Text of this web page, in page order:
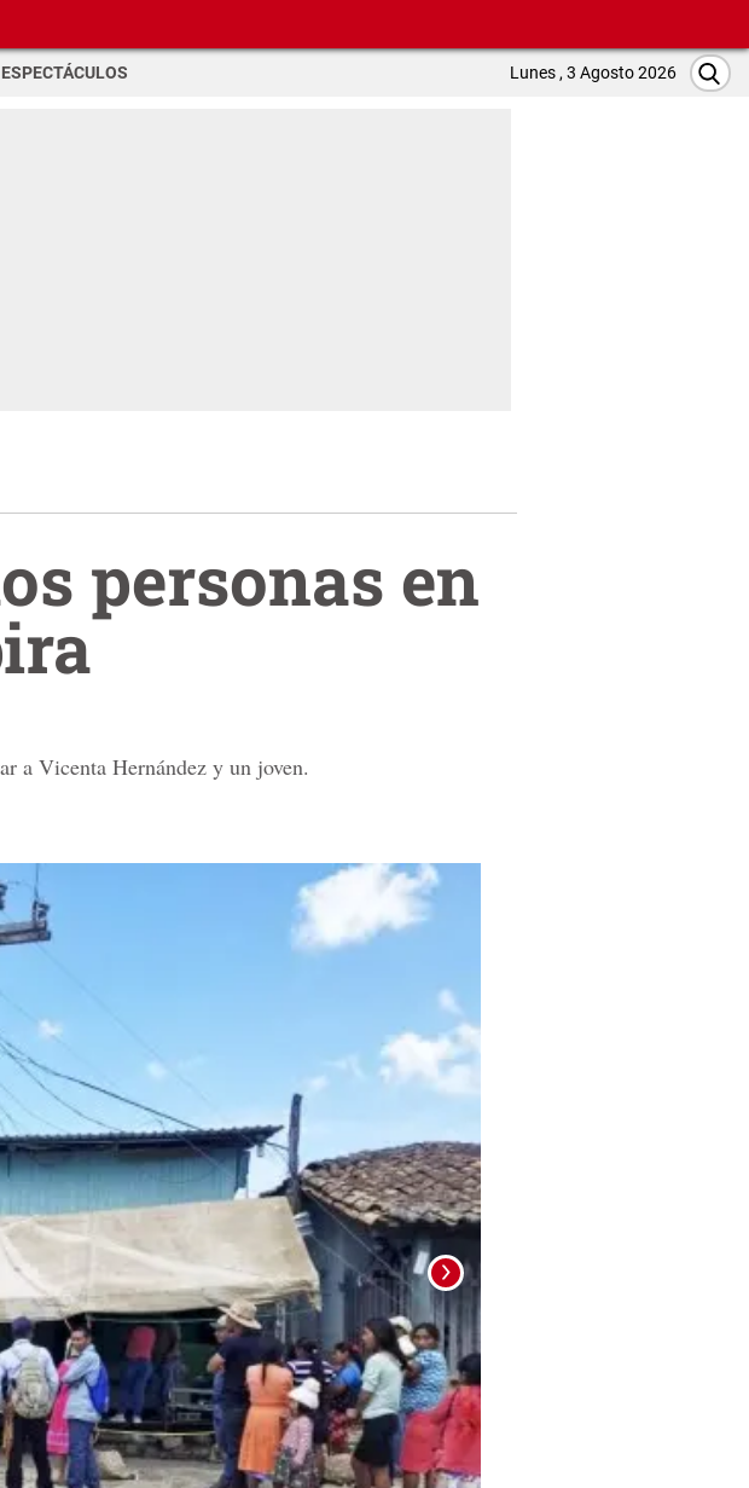
ESPECTÁCULOS Lunes , 3 Agosto 2026
personas en
a Vicenta Hernández y un joven.